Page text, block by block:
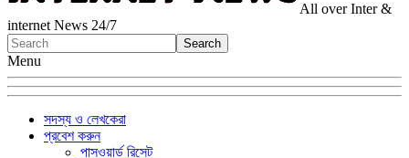
All over Inter &
internet News 24/7
Menu
সদস্য ও লেখকেরা
প্রবেশ করুন
পাসওয়ার্ড রিসেট